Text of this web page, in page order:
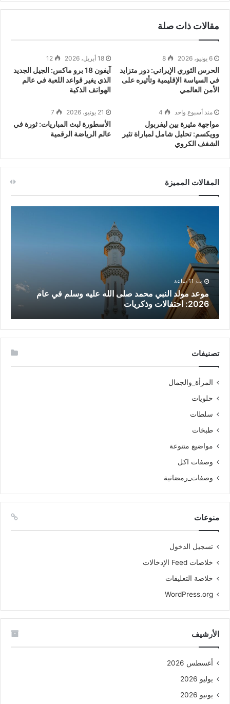
مقالات ذات صلة
6 يونيو، 2026 8
الحرس الثوري الإيراني: دور متزايد
في السياسة الإقليمية وتأثيره على
الأمن العالمي
18 أبريل، 2026 12
آيفون 18 برو ماكس: الجيل الجديد
الذي يغير قواعد اللعبة في عالم
الهواتف الذكية
منذ أسبوع واحد 4
مواجهة مثيرة بين ليفربول
وويكسم: تحليل شامل لمباراة تثير
الشغف الكروي
21 يونيو، 2026 7
الأسطورة لبث المباريات: ثورة في
عالم الرياضة الرقمية
المقالات المميزة
منذ 11 ساعة
موعد مولد النبي محمد صلى الله عليه وسلم في عام
2026: احتفالات وذكريات
تصنيفات
المرأة_والجمال
حلويات
سلطات
طبخات
مواضيع متنوعة
وصفات اكل
وصفات_رمضانية
منوعات
تسجيل الدخول
خلاصات Feed الإدخالات
خلاصة التعليقات
WordPress.org
الأرشيف
أغسطس 2026
يوليو 2026
يونيو 2026